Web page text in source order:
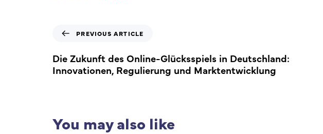
PREVIOUS ARTICLE
Die Zukunft des Online-Glücksspiels in Deutschland:
Innovationen, Regulierung und Marktentwicklung
You may also like